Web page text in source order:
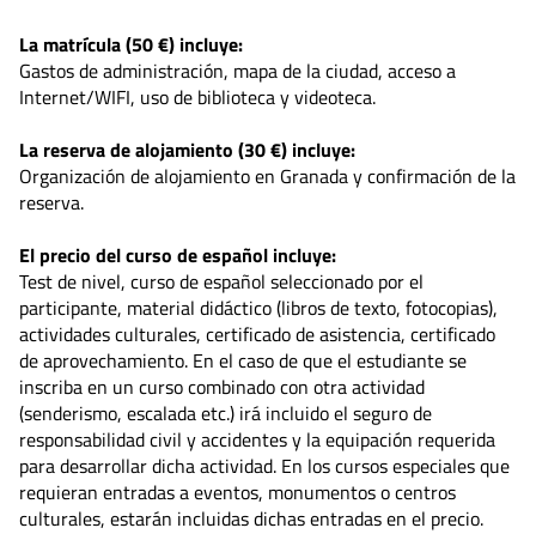
La matrícula (50 €) incluye:
Gastos de administración, mapa de la ciudad, acceso a
Internet/WIFI, uso de biblioteca y videoteca.
La reserva de alojamiento (30 €) incluye:
Organización de alojamiento en Granada y confirmación de la
reserva.
El precio del curso de español incluye:
Test de nivel, curso de español seleccionado por el
participante, material didáctico (libros de texto, fotocopias),
actividades culturales, certificado de asistencia, certificado
de aprovechamiento. En el caso de que el estudiante se
inscriba en un curso combinado con otra actividad
(senderismo, escalada etc.) irá incluido el seguro de
responsabilidad civil y accidentes y la equipación requerida
para desarrollar dicha actividad. En los cursos especiales que
requieran entradas a eventos, monumentos o centros
culturales, estarán incluidas dichas entradas en el precio.